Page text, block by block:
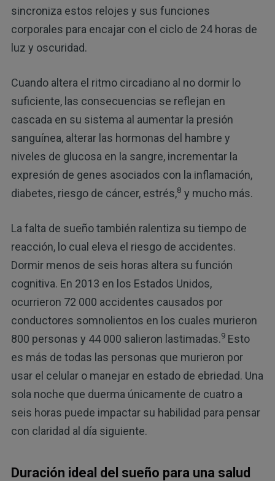
sincroniza estos relojes y sus funciones
corporales para encajar con el ciclo de 24 horas de
luz y oscuridad.
Cuando altera el ritmo circadiano al no dormir lo
suficiente, las consecuencias se reflejan en
cascada en su sistema al aumentar la presión
sanguínea, alterar las hormonas del hambre y
niveles de glucosa en la sangre, incrementar la
expresión de genes asociados con la inflamación,
diabetes, riesgo de cáncer, estrés,8 y mucho más.
La falta de sueño también ralentiza su tiempo de
reacción, lo cual eleva el riesgo de accidentes.
Dormir menos de seis horas altera su función
cognitiva. En 2013 en los Estados Unidos,
ocurrieron 72 000 accidentes causados por
conductores somnolientos en los cuales murieron
800 personas y 44 000 salieron lastimadas.9 Esto
es más de todas las personas que murieron por
usar el celular o manejar en estado de ebriedad. Una
sola noche que duerma únicamente de cuatro a
seis horas puede impactar su habilidad para pensar
con claridad al día siguiente.
Duración ideal del sueño para una salud